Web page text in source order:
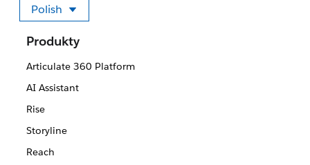
Polish
Wybierz swój język
Produkty
Articulate 360 Platform
AI Assistant
Rise
Storyline
Reach